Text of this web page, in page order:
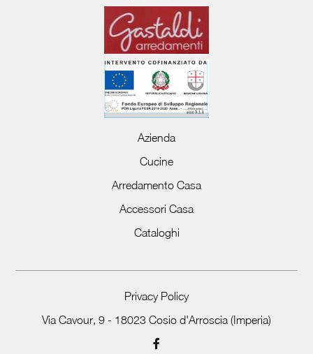
Azienda
Cucine
Arredamento Casa
Accessori Casa
Cataloghi
Privacy Policy
Via Cavour, 9 - 18023 Cosio d'Arroscia (Imperia)